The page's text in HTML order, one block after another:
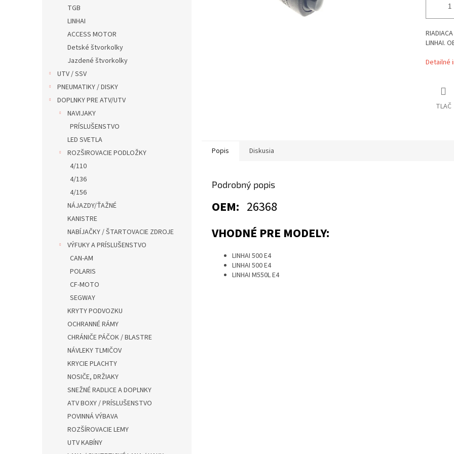
TGB
LINHAI
ACCESS MOTOR
Detské štvorkolky
Jazdené štvorkolky
UTV / SSV
PNEUMATIKY / DISKY
DOPLNKY PRE ATV/UTV
NAVIJAKY
PRÍSLUŠENSTVO
LED SVETLA
ROZŠIROVACIE PODLOŽKY
4/110
4/136
4/156
NÁJAZDY/ŤAŽNÉ
KANISTRE
NABÍJAČKY / ŠTARTOVACIE ZDROJE
VÝFUKY A PRÍSLUŠENSTVO
CAN-AM
POLARIS
CF-MOTO
SEGWAY
KRYTY PODVOZKU
OCHRANNÉ RÁMY
CHRÁNIČE PÁČOK / BLASTRE
NÁVLEKY TLMIČOV
KRYCIE PLACHTY
NOSIČE, DRŽIAKY
SNEŽNÉ RADLICE A DOPLNKY
ATV BOXY / PRÍSLUŠENSTVO
POVINNÁ VÝBAVA
ROZŠÍROVACIE LEMY
UTV KABÍNY
LINHAI.
Detailné
TLAČ
Popis Diskusia
Podrobný popis
OEM: 26368
VHODNÉ PRE MODELY:
LINHAI 500 E4
LINHAI 500 E4
LINHAI M550L E4